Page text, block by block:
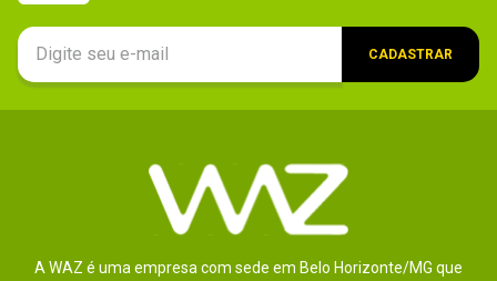
CADASTRAR
A WAZ é uma empresa com sede em Belo Horizonte/MG que